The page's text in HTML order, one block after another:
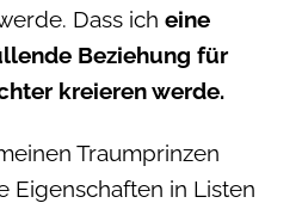
Dass ich eine
Beziehung für
kreieren werde.
Traumprinzen
Eigenschaften in Listen